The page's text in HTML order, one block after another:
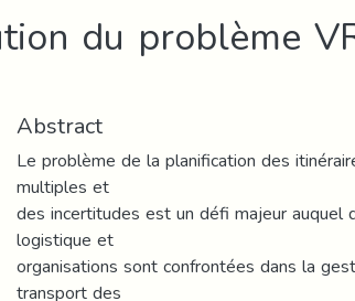
du problème
Abstract
Le problème de la planification des
multiples et
des incertitudes est un défi majeur auquel
logistique et
organisations sont confrontées dans la
transport des